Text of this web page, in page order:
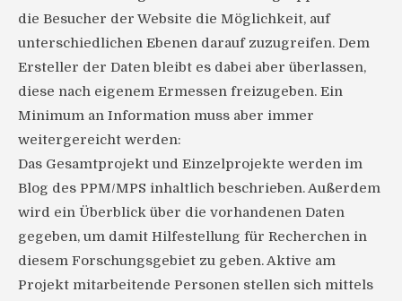
die Besucher der Website die Möglichkeit, auf
unterschiedlichen Ebenen darauf zuzugreifen. Dem
Ersteller der Daten bleibt es dabei aber überlassen,
diese nach eigenem Ermessen freizugeben. Ein
Minimum an Information muss aber immer
weitergereicht werden:
Das Gesamtprojekt und Einzelprojekte werden im
Blog des PPM/MPS inhaltlich beschrieben. Außerdem
wird ein Überblick über die vorhandenen Daten
gegeben, um damit Hilfestellung für Recherchen in
diesem Forschungsgebiet zu geben. Aktive am
Projekt mitarbeitende Personen stellen sich mittels